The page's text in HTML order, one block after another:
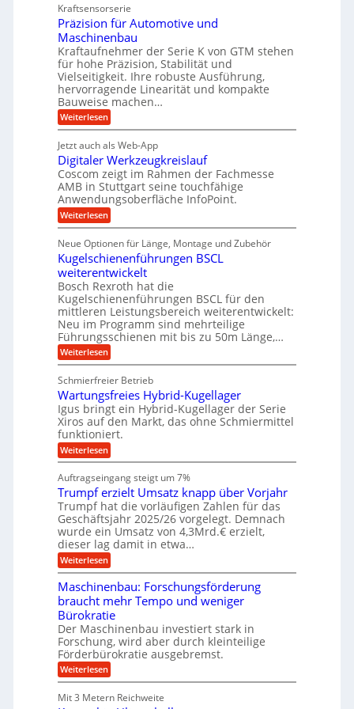
c
i
n
d
e
t
r
i
e
b
e
f
ü
r
r
a
e
U
m
g
e
b
u
n
g
e
n
n
d
A
u
f
t
r
a
g
s
e
i
n
g
a
n
g
l
o
s
e
,
w
e
n
i
g
e
r
S
t
e
l
e
n
h
n
s
t
a
n
g
e
n
g
e
t
r
i
e
b
e
f
ü
r
r
ä
i
s
e
H
u
b
b
e
w
e
g
u
n
g
e
n
Kraftsensorserie
Präzision für Automotive und
Maschinenbau
Kraftaufnehmer der Serie K von GTM stehen
für hohe Präzision, Stabilität und
Vielseitigkeit. Ihre robuste Ausführung,
hervorragende Linearität und kompakte
Bauweise machen…
Weiterlesen:
P
ä
z
i
s
i
o
n
f
r
A
u
t
o
m
o
t
i
v
e
n
d
M
a
s
c
h
i
e
n
b
a
u
Jetzt auch als Web-App
Digitaler Werkzeugkreislauf
Coscom zeigt im Rahmen der Fachmesse
AMB in Stuttgart seine touchfähige
Anwendungsoberfläche InfoPoint.
Weiterlesen:
D
g
i
t
a
l
e
r
W
e
r
k
z
e
u
g
k
r
e
i
s
a
u
f
Neue Optionen für Länge, Montage und Zubehör
Kugelschienenführungen BSCL
weiterentwickelt
Bosch Rexroth hat die
Kugelschienenführungen BSCL für den
mittleren Leistungsbereich weiterentwickelt:
Neu im Programm sind mehrteilige
Führungsschienen mit bis zu 50m Länge,…
Weiterlesen:
K
g
e
l
s
c
h
i
e
e
n
f
ü
h
r
u
n
g
e
n
B
S
C
L
w
e
i
t
e
Schmierfreier Betrieb
Wartungsfreies Hybrid-Kugellager
Igus bringt ein Hybrid-Kugellager der Serie
Xiros auf den Markt, das ohne Schmiermittel
funktioniert.
Weiterlesen:
W
r
t
u
n
g
s
f
r
e
e
s
H
y
b
r
i
d
-
u
Auftragseingang steigt um 7%
Trumpf erzielt Umsatz knapp über Vorjahr
Trumpf hat die vorläufigen Zahlen für das
Geschäftsjahr 2025/26 vorgelegt. Demnach
wurde ein Umsatz von 4,3Mrd.€ erzielt,
dieser lag damit in etwa…
Weiterlesen:
T
u
m
p
f
e
r
z
i
e
t
Maschinenbau: Forschungsförderung
braucht mehr Tempo und weniger
Bürokratie
Der Maschinenbau investiert stark in
Forschung, wird aber durch kleinteilige
Förderbürokratie ausgebremst.
Weiterlesen:
M
s
Mit 3 Metern Reichweite